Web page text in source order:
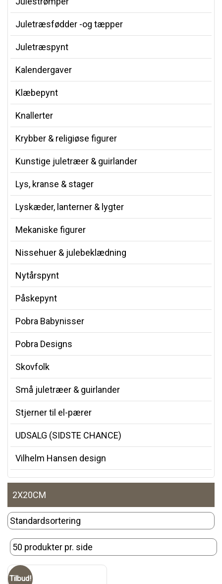
Juletræsfødder -og tæpper
Juletræspynt
Kalendergaver
Klæbepynt
Knallerter
Krybber & religiøse figurer
Kunstige juletræer & guirlander
Lys, kranse & stager
Lyskæder, lanterner & lygter
Mekaniske figurer
Nissehuer & julebeklædning
Nytårspynt
Påskepynt
Pobra Babynisser
Pobra Designs
Skovfolk
Små juletræer & guirlander
Stjerner til el-pærer
UDSALG (SIDSTE CHANCE)
Vilhelm Hansen design
2X20CM
Tilbud!